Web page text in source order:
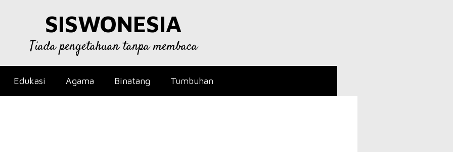
SISWONESIA
Tiada pengetahuan tanpa membaca
Edukasi Agama Binatang Tumbuhan